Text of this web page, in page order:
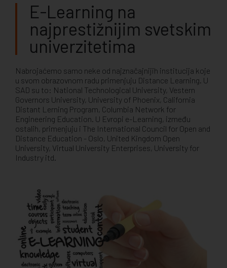
E-Learning na
najprestižnijim svetskim
univerzitetima
Nabrojaćemo samo neke od najznačajnijih institucija koje
u svom obrazovnom radu primenjuju Distance Learning. U
SAD su to: National Technological University, Vestern
Governors University, University of Phoenix, California
Distant Lerning Program, Columbia Network for
Engineering Education. U Evropi e-Learning, između
ostalih, primenjuju i The International Council for Open and
Distance Education - Oslo, United Kingdom Open
University, Virtual University Enterprises, University for
Industry itd.